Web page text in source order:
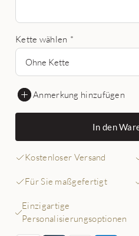
Kette wählen *
Ohne Kette
Anmerkung hinzufügen
In den
Kostenloser Versand
Für Sie maßgefertigt
Einzigartige
Personalisierungsoptionen